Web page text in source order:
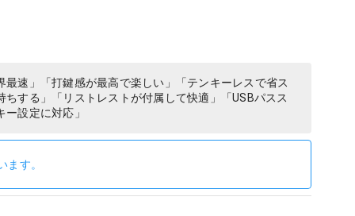
速」「打鍵感が最高で楽しい」「テンキーレスで省ス
する」「リストレストが付属して快適」「USBパスス
設定に対応」
す。